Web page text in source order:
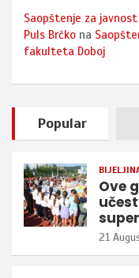
Saopštenje za
Puls Brčko na
fakulteta Doboj
Popular
Ove
21